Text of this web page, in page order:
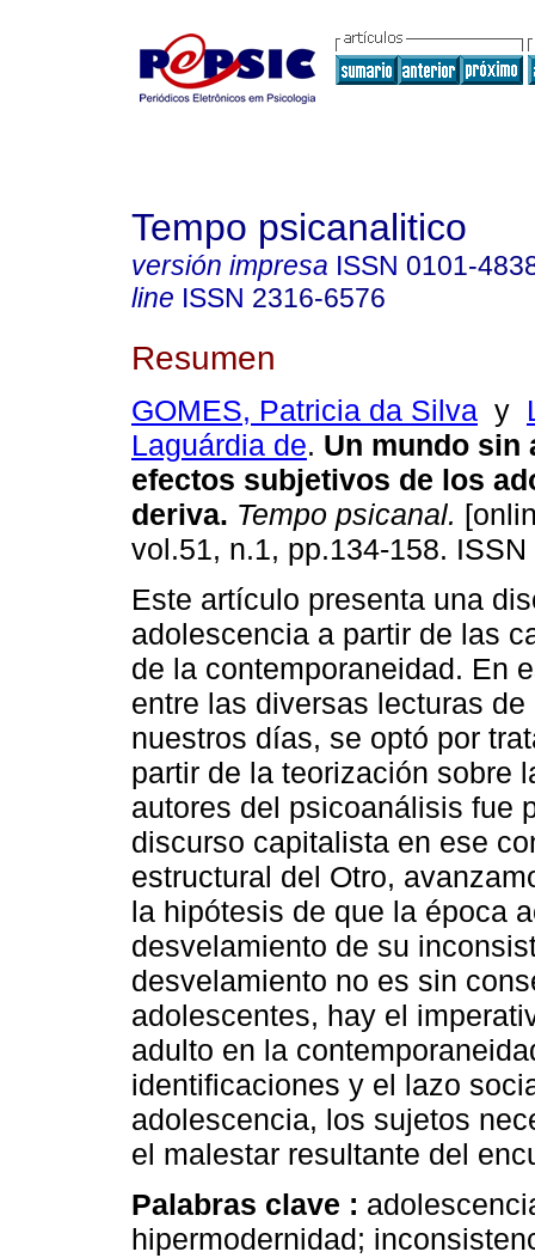
Tempo psicanalitico
versión impresa ISSN 0101-
line ISSN 2316-6576
Resumen
GOMES, Patricia da Silva y
Laguárdia de. Un mundo sin
efectos subjetivos de los
deriva. Tempo psicanal.
vol.51, n.1, pp.134-158.
Este artículo presenta una
adolescencia a partir de las
de la contemporaneidad. En
entre las diversas lecturas
nuestros días, se optó por
partir de la teorización sobre
autores del psicoanálisis fue
discurso capitalista en ese
estructural del Otro,
la hipótesis de que la época
desvelamiento de su
desvelamiento no es sin
adolescentes, hay el
adulto en la
identificaciones y el lazo
adolescencia, los sujetos
el malestar resultante del
Palabras clave :
hipermodernidad;